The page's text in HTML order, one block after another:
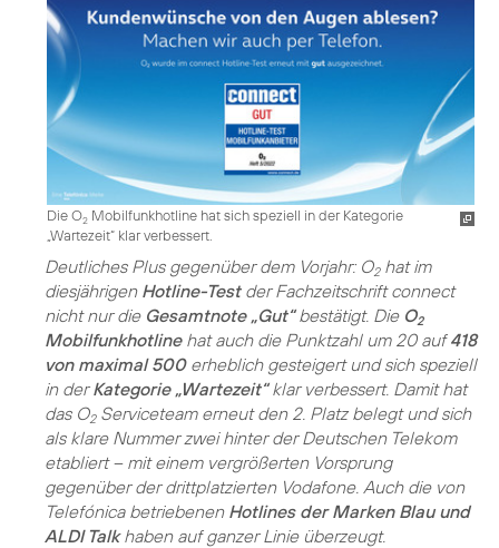
Die O2 Mobilfunkhotline hat sich speziell in der Kategorie
„Wartezeit“ klar verbessert.
Deutliches Plus gegenüber dem Vorjahr: O2hat im
diesjährigen Hotline-Testder Fachzeitschrift connect
nicht nur die Gesamtnote „Gut“bestätigt. Die O2
Mobilfunkhotlinehat auch die Punktzahl um 20 auf418
von maximal 500erheblich gesteigert und sich speziell
in derKategorie „Wartezeit“klar verbessert. Damit hat
das O2Serviceteam erneut den 2. Platz belegt und sich
als klare Nummer zwei hinter der Deutschen Telekom
etabliert – mit einem vergrößerten Vorsprung
gegenüber der drittplatzierten Vodafone. Auch die von
Telefónica betriebenen Hotlines der Marken Blau und
ALDI Talkhaben auf ganzer Linie überzeugt.